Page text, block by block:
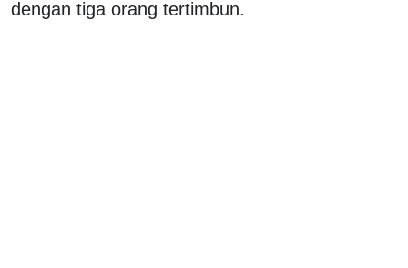
dengan tiga orang tertimbun.